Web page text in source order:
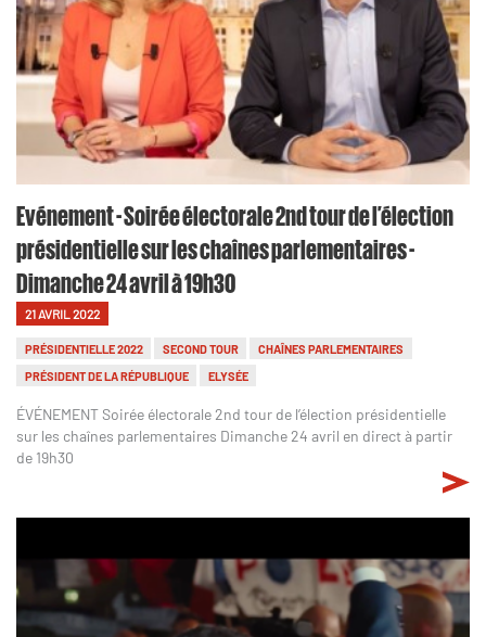
Evénement - Soirée électorale 2nd tour de l’élection
présidentielle sur les chaînes parlementaires -
Dimanche 24 avril à 19h30
21 AVRIL 2022
PRÉSIDENTIELLE 2022 SECOND TOUR
CHAÎNES PARLEMENTAIRES
PRÉSIDENT DE LA RÉPUBLIQUE
ELYSÉE
ÉVÉNEMENT Soirée électorale 2nd tour de l’élection présidentielle
sur les chaînes parlementaires Dimanche 24 avril en direct à partir
de 19h30